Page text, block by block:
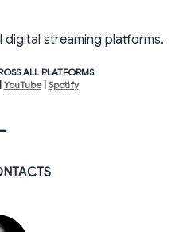
digital streaming platforms.
ALL PLATFORMS
YouTube| Spotify